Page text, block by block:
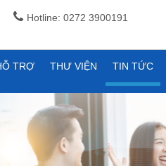
Hotline: 0272 3900191
TRỢ THƯ VIỆN TIN TỨC